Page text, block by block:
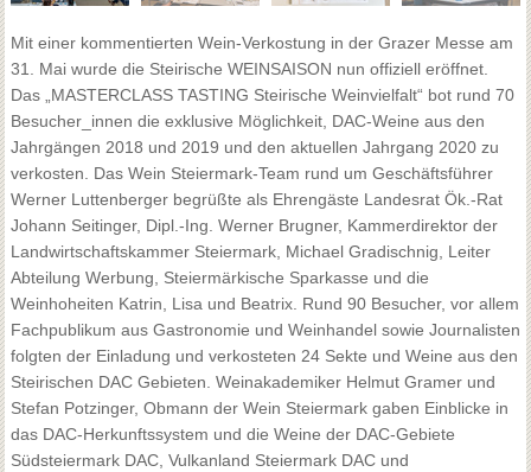
Mit einer kommentierten Wein-Verkostung in der Grazer Messe am
31. Mai wurde die Steirische WEINSAISON nun offiziell eröffnet.
Das „MASTERCLASS TASTING Steirische Weinvielfalt“ bot rund 70
Besucher_innen die exklusive Möglichkeit, DAC-Weine aus den
Jahrgängen 2018 und 2019 und den aktuellen Jahrgang 2020 zu
verkosten. Das Wein Steiermark-Team rund um Geschäftsführer
Werner Luttenberger begrüßte als Ehrengäste Landesrat Ök.-Rat
Johann Seitinger, Dipl.-Ing. Werner Brugner, Kammerdirektor der
Landwirtschaftskammer Steiermark, Michael Gradischnig, Leiter
Abteilung Werbung, Steiermärkische Sparkasse und die
Weinhoheiten Katrin, Lisa und Beatrix. Rund 90 Besucher, vor allem
Fachpublikum aus Gastronomie und Weinhandel sowie Journalisten
folgten der Einladung und verkosteten 24 Sekte und Weine aus den
Steirischen DAC Gebieten. Weinakademiker Helmut Gramer und
Stefan Potzinger, Obmann der Wein Steiermark gaben Einblicke in
das DAC-Herkunftssystem und die Weine der DAC-Gebiete
Südsteiermark DAC, Vulkanland Steiermark DAC und